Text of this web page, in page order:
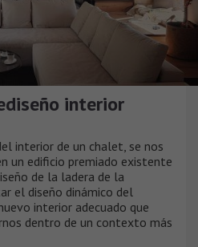
interior
interior de un chalet, se nos
un edificio premiado existente
de la ladera de la
el diseño dinámico del
interior adecuado que
dentro de un contexto más